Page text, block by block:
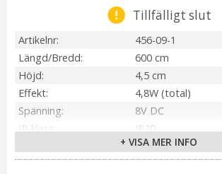
Tillfälligt slut
Artikelnr
456-09-1
Längd/Bredd
600 cm
Höjd
4,5 cm
Effekt
4,8W (total)
Spänning
8V DC
IP-klass
IP20
4,5V DC 2,1W IP20
Material / Färg
Silver
+ VISA MER INFO